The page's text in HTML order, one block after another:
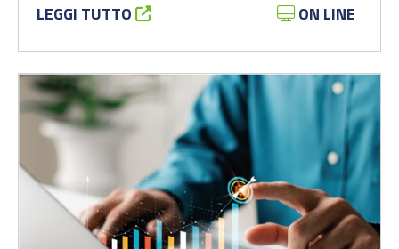
LEGGI TUTTO ON LINE